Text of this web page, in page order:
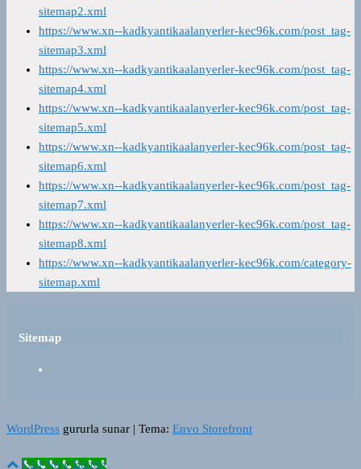
sitemap2.xml
https://www.xn--kadkyantikaalanyerler-kec96k.com/post_tag-
sitemap3.xml
https://www.xn--kadkyantikaalanyerler-kec96k.com/post_tag-
sitemap4.xml
https://www.xn--kadkyantikaalanyerler-kec96k.com/post_tag-
sitemap5.xml
https://www.xn--kadkyantikaalanyerler-kec96k.com/post_tag-
sitemap6.xml
https://www.xn--kadkyantikaalanyerler-kec96k.com/post_tag-
sitemap7.xml
https://www.xn--kadkyantikaalanyerler-kec96k.com/post_tag-
sitemap8.xml
https://www.xn--kadkyantikaalanyerler-kec96k.com/category-
sitemap.xml
Sitemap
WordPress gururla sunar | Tema: Envo Storefront
Call Now Button